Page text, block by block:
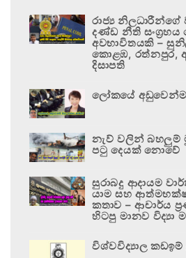
රාජ්‍ය
දණ්ඩ නීති සංග්‍රහය
අවභාවිතයකි –
කොළඹ, රත්නපුර,
දිසාපති
ලෝකයේ අඩුවෙන්ම
නැව් වලින් බහලුම්
පටු දෙයක් නොවේ
සුරාබදු ආදායම
යාම සහ
කතාව – ආචාර්ය
හිටපු මානව විද්‍යා
විශ්වවිද්‍යාල